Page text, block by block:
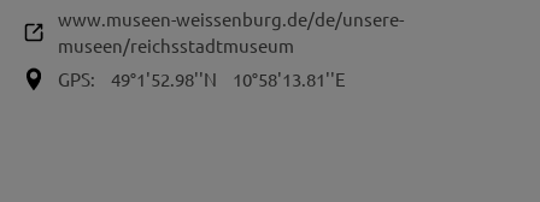
www.museen-weissenburg.de/de/unsere-
museen/reichsstadtmuseum
GPS:
49°1'52.98''N 10°58'13.81''E